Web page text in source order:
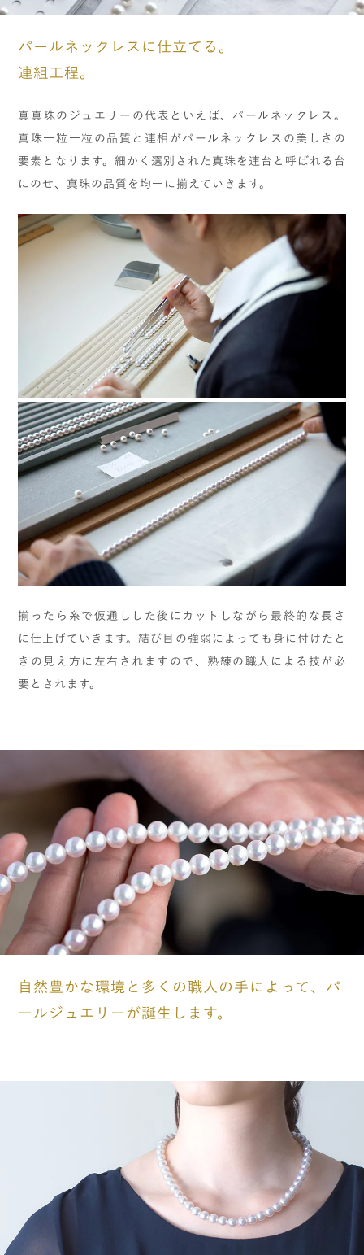
パールネックレスに仕立てる。
連組工程。
真真珠のジュエリーの代表といえば、パールネックレス。
真珠一粒一粒の品質と連相がパールネックレスの美しさの
要素となります。細かく選別された真珠を連台と呼ばれる台
にのせ、真珠の品質を均一に揃えていきます。
揃ったら糸で仮通しした後にカットしながら最終的な長さ
に仕上げていきます。結び目の強弱によっても身に付けたと
きの見え方に左右されますので、熟練の職人による技が必
要とされます。
自然豊かな環境と多くの職人の手によって、パ
ールジュエリーが誕生します。